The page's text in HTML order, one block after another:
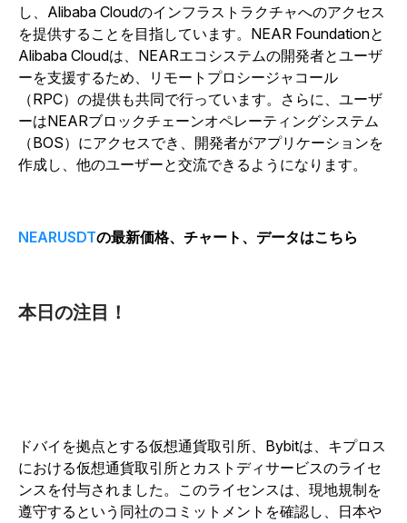
し、Alibaba Cloudのインフラストラクチャへのアクセス
を提供することを目指しています。NEAR Foundationと
Alibaba Cloudは、NEARエコシステムの開発者とユーザ
ーを支援するため、リモートプロシージャコール
（RPC）の提供も共同で行っています。さらに、ユーザ
ーはNEARブロックチェーンオペレーティングシステム
（BOS）にアクセスでき、開発者がアプリケーションを
作成し、他のユーザーと交流できるようになります。
NEARUSDTの最新価格、チャート、データはこちら
本日の注目！
ドバイを拠点とする仮想通貨取引所、Bybitは、キプロス
における仮想通貨取引所とカストディサービスのライセ
ンスを付与されました。このライセンスは、現地規制を
遵守するという同社のコミットメントを確認し、日本や